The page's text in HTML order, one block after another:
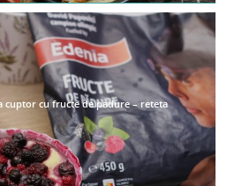
cuptor cu fructe de padure – reteta